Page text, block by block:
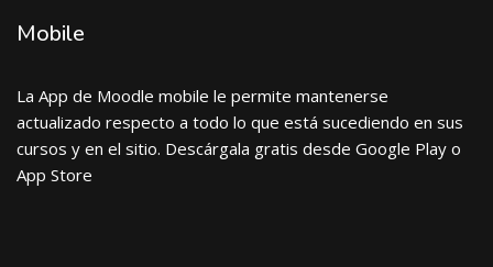
Mobile
La App de Moodle mobile le permite mantenerse
actualizado respecto a todo lo que está sucediendo en sus
cursos y en el sitio. Descárgala gratis desde Google Play o
App Store